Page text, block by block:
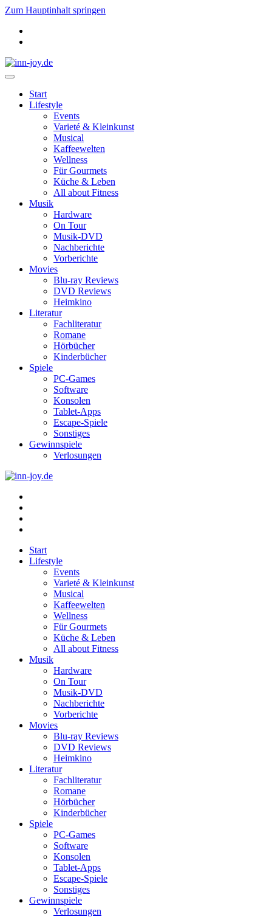
Zum Hauptinhalt springen
Start
Lifestyle
Events
Varieté & Kleinkunst
Musical
Kaffeewelten
Wellness
Für Gourmets
Küche & Leben
All about Fitness
Musik
Hardware
On Tour
Musik-DVD
Nachberichte
Vorberichte
Movies
Blu-ray Reviews
DVD Reviews
Heimkino
Literatur
Fachliteratur
Romane
Hörbücher
Kinderbücher
Spiele
PC-Games
Software
Konsolen
Tablet-Apps
Escape-Spiele
Sonstiges
Gewinnspiele
Verlosungen
Start
Lifestyle
Events
Varieté & Kleinkunst
Musical
Kaffeewelten
Wellness
Für Gourmets
Küche & Leben
All about Fitness
Musik
Hardware
On Tour
Musik-DVD
Nachberichte
Vorberichte
Movies
Blu-ray Reviews
DVD Reviews
Heimkino
Literatur
Fachliteratur
Romane
Hörbücher
Kinderbücher
Spiele
PC-Games
Software
Konsolen
Tablet-Apps
Escape-Spiele
Sonstiges
Gewinnspiele
Verlosungen